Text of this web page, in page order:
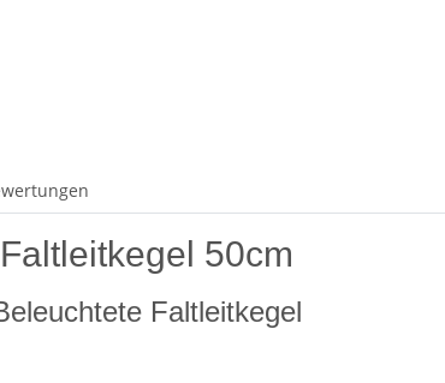
Faltleitkegel 50cm
Faltleitkegel